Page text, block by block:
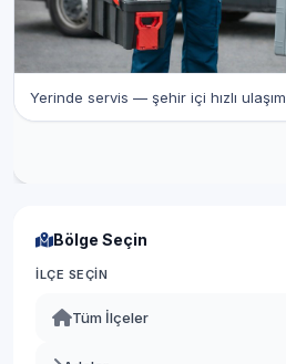
Yerinde servis — şehir içi hızlı ulaşım
Bölge Seçin
İLÇE SEÇIN
Tüm İlçeler